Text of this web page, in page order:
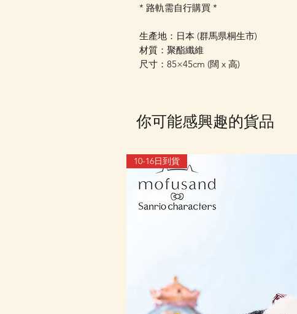
* 路軌需自行購買 *
生產地：日本 (群馬県桐生市)
材質：聚酯纖維
尺寸：85×45cm (闊 x 高)
你可能感興趣的貨品
10-16日到貨